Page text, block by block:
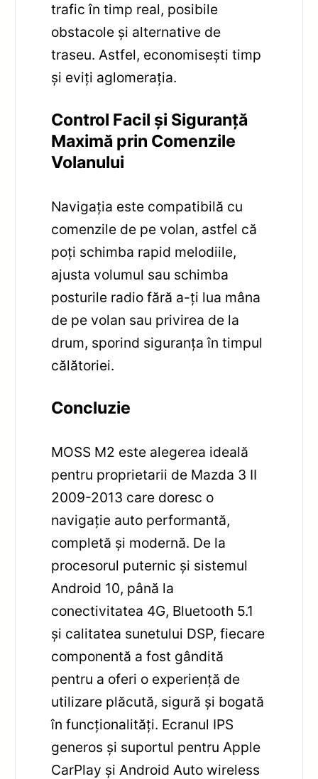
trafic în timp real, posibile
obstacole și alternative de
traseu. Astfel, economisești timp
și eviți aglomerația.
Control Facil și Siguranță
Maximă prin Comenzile
Volanului
Navigația este compatibilă cu
comenzile de pe volan, astfel că
poți schimba rapid melodiile,
ajusta volumul sau schimba
posturile radio fără a-ți lua mâna
de pe volan sau privirea de la
drum, sporind siguranța în timpul
călătoriei.
Concluzie
MOSS M2 este alegerea ideală
pentru proprietarii de Mazda 3 II
2009-2013 care doresc o
navigație auto performantă,
completă și modernă. De la
procesorul puternic și sistemul
Android 10, până la
conectivitatea 4G, Bluetooth 5.1
și calitatea sunetului DSP, fiecare
componentă a fost gândită
pentru a oferi o experiență de
utilizare plăcută, sigură și bogată
în funcționalități. Ecranul IPS
generos și suportul pentru Apple
CarPlay și Android Auto wireless